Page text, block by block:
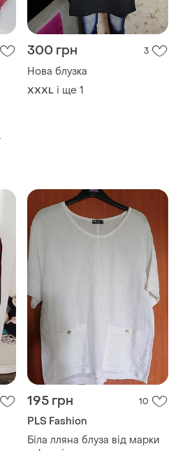
300 грн 3
Нова блузка
XXXL і ще 1
195 грн 10
PLS Fashion
Біла лляна блуза від марки